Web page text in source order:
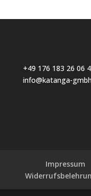
+49 176 183 26 06 4
info@katanga-
Impressum